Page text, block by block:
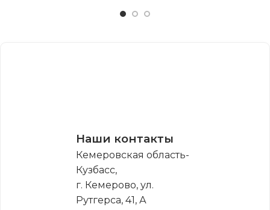
Наши контакты
Кемеровская область-
Кузбасс,
г. Кемерово, ул.
Рутгерса, 41, А